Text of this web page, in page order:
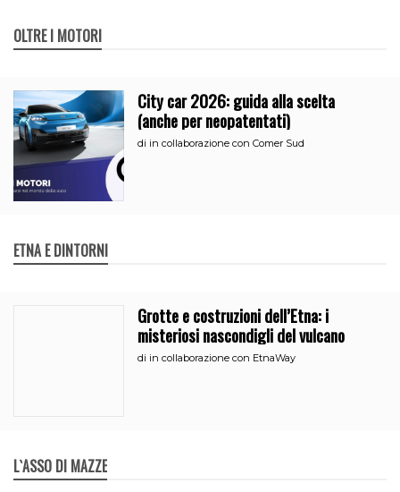
OLTRE I MOTORI
City car 2026: guida alla scelta
(anche per neopatentati)
di in collaborazione con Comer Sud
ETNA E DINTORNI
Grotte e costruzioni dell’Etna: i
misteriosi nascondigli del vulcano
di in collaborazione con EtnaWay
L`ASSO DI MAZZE